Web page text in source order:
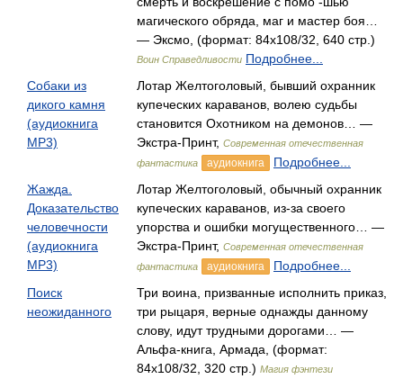
магического обряда, маг и мастер боя…
— Эксмо, (формат: 84x108/32, 640 стр.)
Воин Справедливости Подробнее...
Собаки из
дикого камня
(аудиокнига
MP3)
Лотар Желтоголовый, бывший охранник
купеческих караванов, волею судьбы
становится Охотником на демонов… —
Экстра-Принт, Современная отечественная
фантастика
аудиокнига
Подробнее...
Жажда.
Доказательство
человечности
(аудиокнига
MP3)
Лотар Желтоголовый, обычный охранник
купеческих караванов, из-за своего
упорства и ошибки могущественного… —
Экстра-Принт, Современная отечественная
фантастика
аудиокнига
Подробнее...
Поиск
неожиданного
Три воина, призванные исполнить приказ,
три рыцаря, верные однажды данному
слову, идут трудными дорогами… —
Альфа-книга, Армада, (формат:
84x108/32, 320 стр.) Магия фэнтези